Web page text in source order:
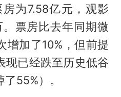
为7.58亿元，观影
票房比去年同期微
增加了10%，但前提
现已经跌至历史低谷
55%）。